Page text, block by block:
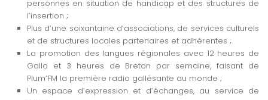
personnes en situation de handicap et des structures de
l’insertion ;
Plus d’une soixantaine d’associations, de services culturels
et de structures locales partenaires et adhérentes ;
La promotion des langues régionales avec 12 heures de
Gallo et 3 heures de Breton par semaine, faisant de
Plum’FM la première radio gallésante au monde ;
Un espace d’expression et d’échanges, au service de